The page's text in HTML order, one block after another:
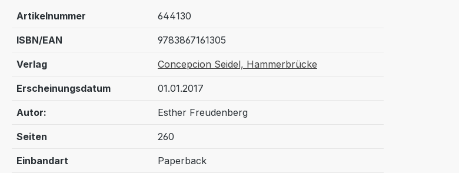
Artikelnummer 644130
ISBN/EAN 9783867161305
Verlag Concepcion Seidel, Hammerbrücke
Erscheinungsdatum 01.01.2017
Autor: Esther Freudenberg
Seiten 260
Einbandart Paperback